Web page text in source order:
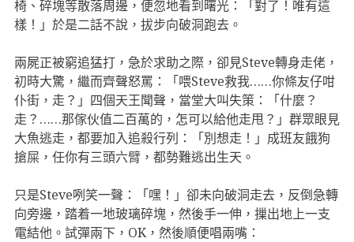
椅、碎塊等散落周邊，便忽地看到曙光：「對了！唯有這
樣！」於是二話不說，拔步向破洞跑去。
兩屍正被窮追猛打，急於求助之際，卻見Steve轉身走佬，
初時大驚，繼而齊聲怒罵：「喂Steve救我……你條友仔咁
仆街，走？」四個天王聞聲，當堂大叫失策：「什麼？
走？……那傢伙值二百萬的，怎可以給他走甩？」群眾眼見
大魚逃走，都要加入追殺行列：「別想走！」成班友餓狗
搶屎，任你有三頭六臂，都勢難逃出生天。
只是Steve咧笑一聲：「嘿！」卻未向破洞走去，反倒急轉
向旁邊，踏着一地玻璃碎塊，然後手一伸，摷出地上一支
電結他。試彈兩下，OK，然後順便唱兩嘴：